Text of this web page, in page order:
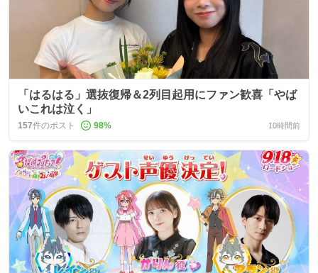
「はるはる」選抜復帰＆2列目起用にファン歓喜「やば
いこれは泣く」
157件のポスト 98% 10時間前